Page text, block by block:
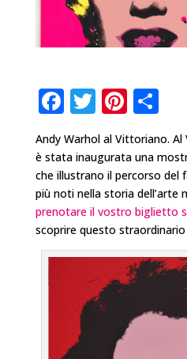
F
a
c
e
b
o
o
T
w
it
te
r
Pi
n
te
r
e
st
C
n
di
vi
di
Andy Warhol al Vittoriano.
è stata inaugurata una
che illustrano il percorso del
più noti nella storia dell’arte
prenotare il vostro biglietto
scoprire questo